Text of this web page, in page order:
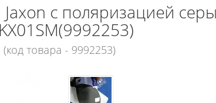
с поляризацией
(код товара - 9992253)